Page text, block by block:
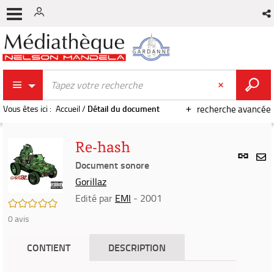
recherche avancée
Vous êtes ici : Accueil/ Détail du document
Lien
/5
0avis
Re-hash
Document sonore
Gorillaz
Edité par EMI - 2001
CONTIENT DESCRIPTION